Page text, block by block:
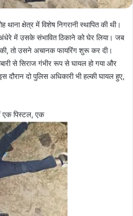
क्षेत्र में विशेष निगरानी स्थापित की थी।
में उसके संभावित ठिकाने को घेर लिया। जब
तो उसने अचानक फायरिंग शुरू कर दी।
से सिराज गंभीर रूप से घायल हो गया और
दौरान दो पुलिस अधिकारी भी हल्की घायल हुए,
एक पिस्टल, एक